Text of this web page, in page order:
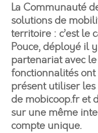
La Communauté
solutions de
territoire : c’est le
Pouce, déployé il
partenariat avec
fonctionnalités ont
présent utiliser
de mobicoop.fr et
sur une même
compte unique.